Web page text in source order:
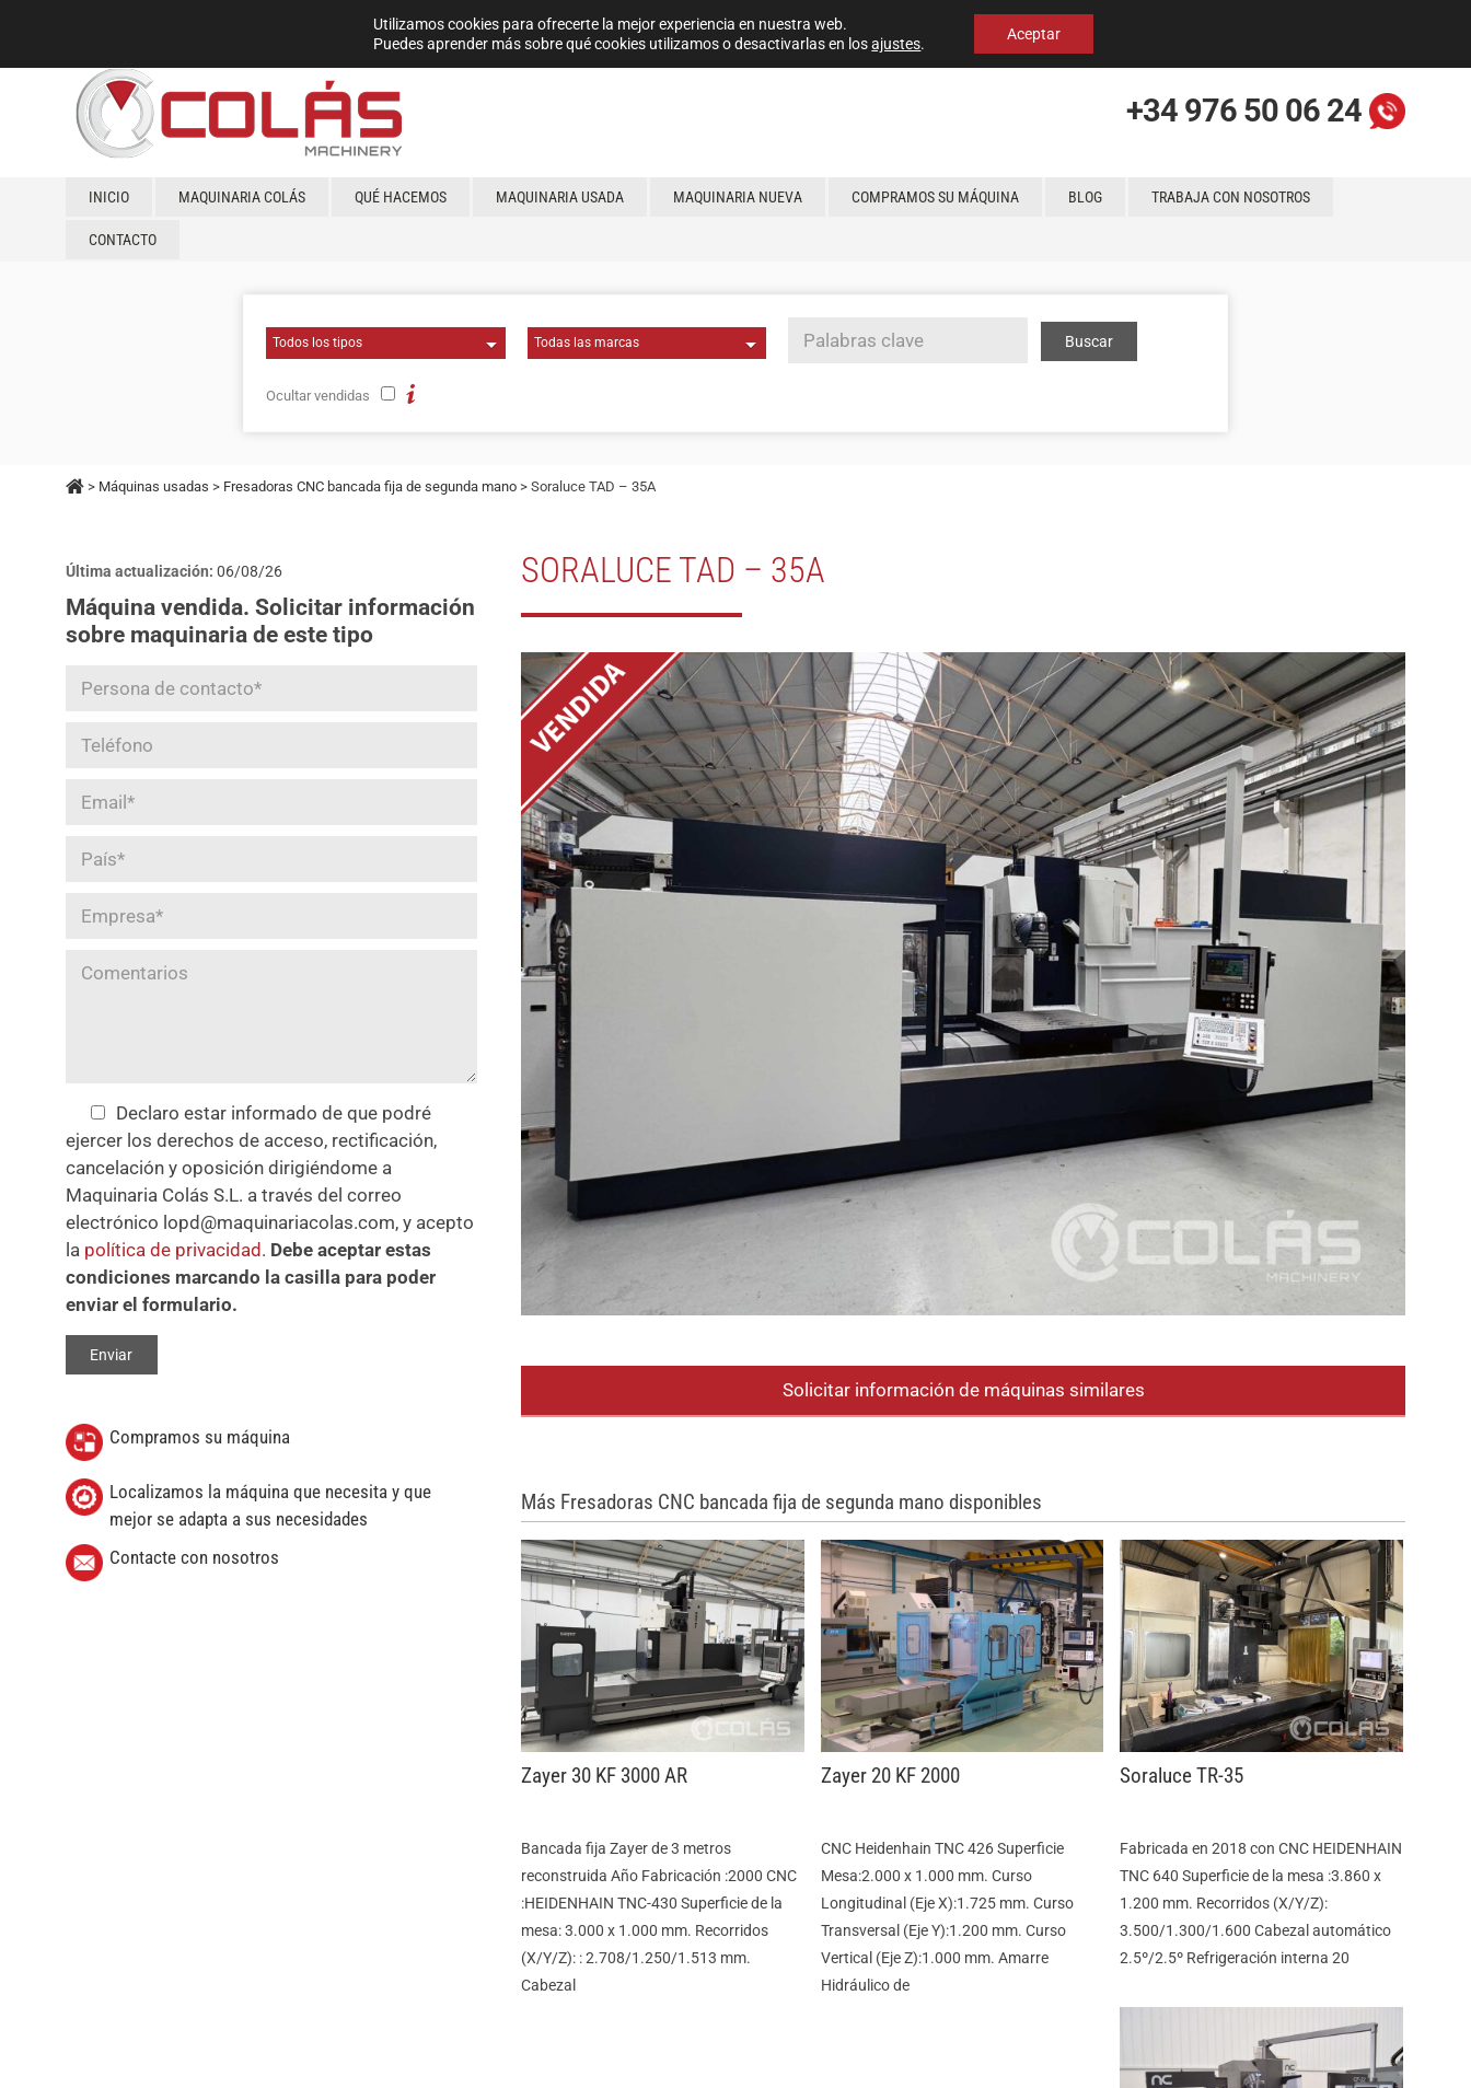
+34 976 50 06 24
INICIO MAQUINARIA COLÁS QUÉ HACEMOS MAQUINARIA USADA MAQUINARIA NUEVA COMPRAMOS SU MÁQUINA BLOG TRABAJA CON NOSOTROS
CONTACTO
Ocultar vendidas
> Máquinas usadas > Fresadoras CNC bancada fija de segunda mano > Soraluce TAD – 35A
SORALUCE TAD – 35A
Solicitar información de máquinas similares
Más Fresadoras CNC bancada fija de segunda mano disponibles
Zayer 30 KF 3000 AR
Bancada fija Zayer de 3 metros
reconstruida Año Fabricación :2000 CNC
:HEIDENHAIN TNC-430 Superficie de la
mesa: 3.000 x 1.000 mm. Recorridos
(X/Y/Z): : 2.708/1.250/1.513 mm.
Cabezal
Zayer 20 KF 2000
CNC Heidenhain TNC 426 Superficie
Mesa:2.000 x 1.000 mm. Curso
Longitudinal (Eje X):1.725 mm. Curso
Transversal (Eje Y):1.200 mm. Curso
Vertical (Eje Z):1.000 mm. Amarre
Hidráulico de
Soraluce TR-35
Fabricada en 2018 con CNC HEIDENHAIN
TNC 640 Superficie de la mesa :3.860 x
1.200 mm. Recorridos (X/Y/Z):
3.500/1.300/1.600 Cabezal automático
2.5º/2.5º Refrigeración interna 20
Última actualización: 06/08/26
Máquina vendida. Solicitar información
sobre maquinaria de este tipo
Declaro estar informado de que podré
ejercer los derechos de acceso, rectificación,
cancelación y oposición dirigiéndome a
Maquinaria Colás S.L. a través del correo
electrónico lopd@maquinariacolas.com, y acepto
la política de privacidad . Debe aceptar estas
condiciones marcando la casilla para poder
enviar el formulario.
Compramos su máquina
Localizamos la máquina que necesita y que
mejor se adapta a sus necesidades
Contacte con nosotros
Utilizamos cookies para ofrecerte la mejor experiencia en nuestra web.
Puedes aprender más sobre qué cookies utilizamos o desactivarlas en losajustes.
Aceptar